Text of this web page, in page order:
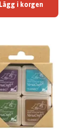
Lägg i korgen